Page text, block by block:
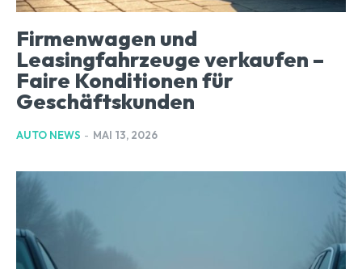
Firmenwagen und
Leasingfahrzeuge verkaufen –
Faire Konditionen für
Geschäftskunden
AUTO NEWS - MAI 13, 2026